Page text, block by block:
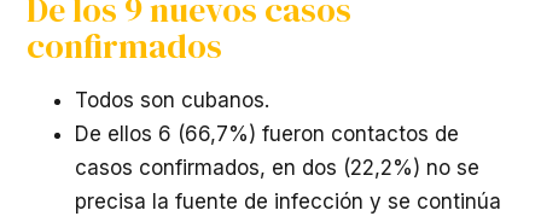
De los 9 nuevos casos
confirmados
Todos son cubanos.
De ellos 6 (66,7%) fueron contactos de
casos confirmados, en dos (22,2%) no se
precisa la fuente de infección y se continúa